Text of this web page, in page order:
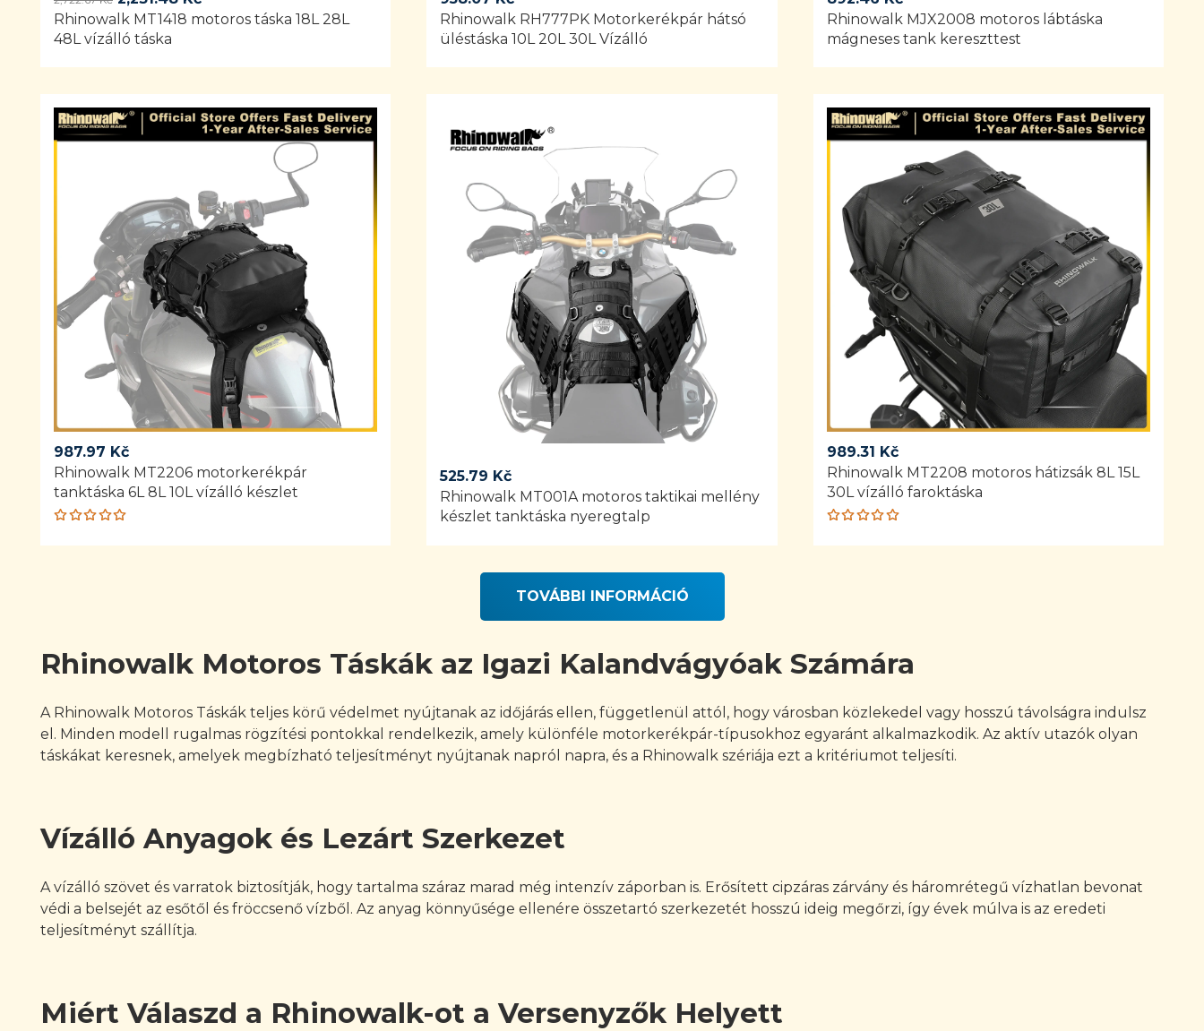
price
was:
price
Rhinowalk MT1418 motoros táska 18L 28L
48L vízálló táska
Rhinowalk RH777PK Motorkerékpár hátsó
üléstáska 10L 20L 30L Vízálló
Rhinowalk MJX2008 motoros lábtáska
mágneses tank kereszttest
987.97 Kč
Rhinowalk MT2206 motorkerékpár
tanktáska 6L 8L 10L vízálló készlet
525.79 Kč
Rhinowalk MT001A motoros taktikai mellény
készlet tanktáska nyeregtalp
989.31 Kč
Rhinowalk MT2208 motoros hátizsák 8L 15L
30L vízálló faroktáska
TOVÁBBI INFORMÁCIÓ
Rhinowalk Motoros Táskák az Igazi Kalandvágyóak Számára
A Rhinowalk Motoros Táskák teljes körű védelmet nyújtanak az időjárás ellen, függetlenül attól, hogy városban közlekedel vagy hosszú távolságra indulsz
el. Minden modell rugalmas rögzítési pontokkal rendelkezik, amely különféle motorkerékpár-típusokhoz egyaránt alkalmazkodik. Az aktív utazók olyan
táskákat keresnek, amelyek megbízható teljesítményt nyújtanak napról napra, és a Rhinowalk szériája ezt a kritériumot teljesíti.
Vízálló Anyagok és Lezárt Szerkezet
A vízálló szövet és varratok biztosítják, hogy tartalma száraz marad még intenzív záporban is. Erősített cipzáras zárvány és háromrétegű vízhatlan bevonat
védi a belsejét az esőtől és fröccsenő vízből. Az anyag könnyűsége ellenére összetartó szerkezetét hosszú ideig megőrzi, így évek múlva is az eredeti
teljesítményt szállítja.
Miért Válaszd a Rhinowalk-ot a Versenyzők Helyett